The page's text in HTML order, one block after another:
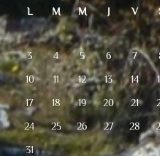
L M M J V
3 4 5 6 7
10 11 12 13 14
17 18 19 20 21
24 25 26 27 28
31